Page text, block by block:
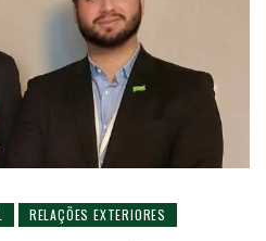
RELAÇÕES EXTERIORES